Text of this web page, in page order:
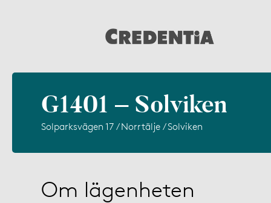
G1401 – Solviken
Solparksvägen 17 / Norrtälje / Solviken
Om lägenheten